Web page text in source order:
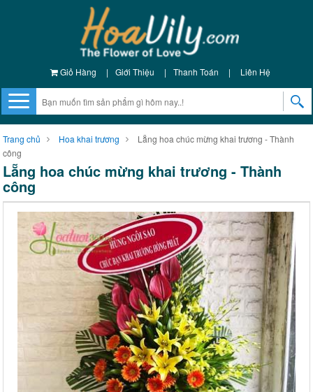
Giỏ Hàng | Giới Thiệu | Thanh Toán | Liên Hệ
Trang chủ Hoa khai trương
Lẵng hoa chúc mừng khai trương - Thành
công
Lẵng hoa chúc mừng khai trương - Thành
công